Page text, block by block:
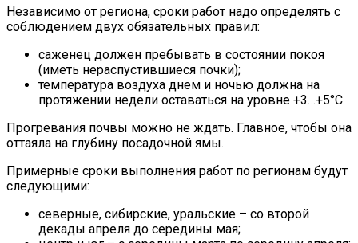
Независимо от региона, сроки работ надо определять с
соблюдением двух обязательных правил:
саженец должен пребывать в состоянии покоя
(иметь нераспустившиеся почки);
температура воздуха днем и ночью должна на
протяжении недели оставаться на уровне +3…+5°С.
Прогревания почвы можно не ждать. Главное, чтобы она
оттаяла на глубину посадочной ямы.
Примерные сроки выполнения работ по регионам будут
следующими:
северные, сибирские, уральские – со второй
декады апреля до середины мая;